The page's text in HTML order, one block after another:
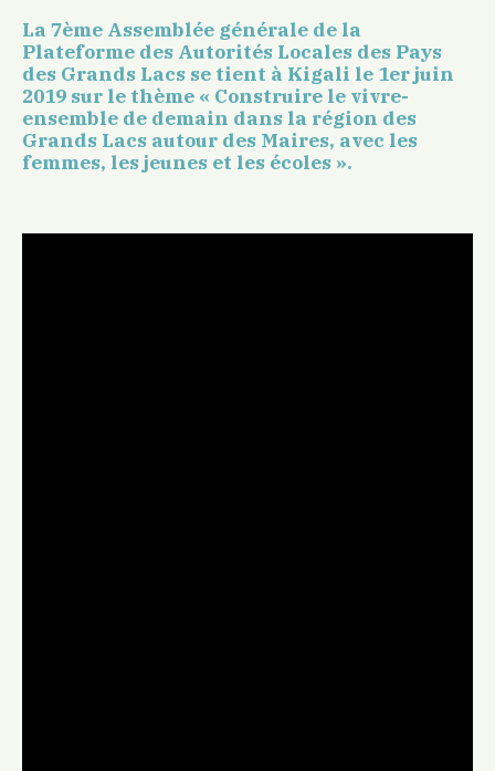
La 7ème Assemblée générale de la
Plateforme des Autorités Locales des Pays
des Grands Lacs se tient à Kigali le 1er juin
2019 sur le thème « Construire le vivre-
ensemble de demain dans la région des
Grands Lacs autour des Maires, avec les
femmes, les jeunes et les écoles ».